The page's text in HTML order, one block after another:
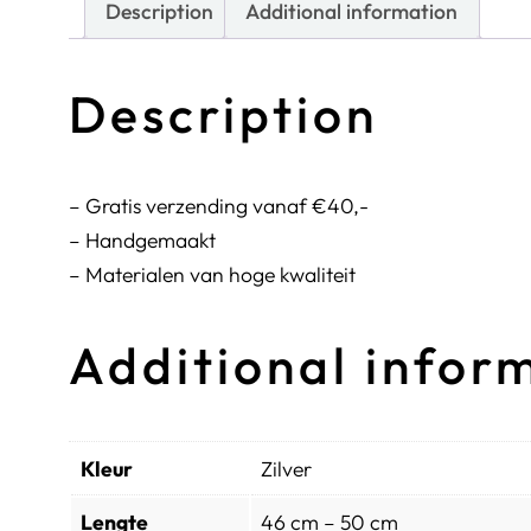
Description Additional information
Description
– Gratis verzending vanaf €40,-
– Handgemaakt
– Materialen van hoge kwaliteit
Additional
Kleur
Zilver
Lengte
46 cm – 50 cm